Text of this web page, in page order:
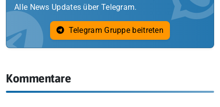
Alle News Updates über Telegram.
Telegram Gruppe beitreten
Kommentare